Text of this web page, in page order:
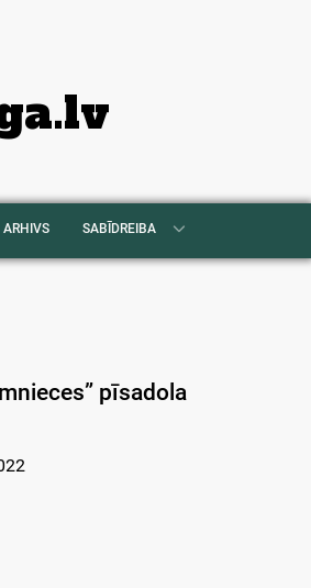
ARHIVS SABĪDREIBA
pīsadola